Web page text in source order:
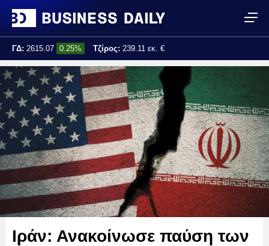
ΓΔ: 2615.07 0.25% Τζίρος: 239.11 εκ. €
Τελ. ενημέρωση: 17:25:01
Ιράν: Ανακοίνωσε παύση των